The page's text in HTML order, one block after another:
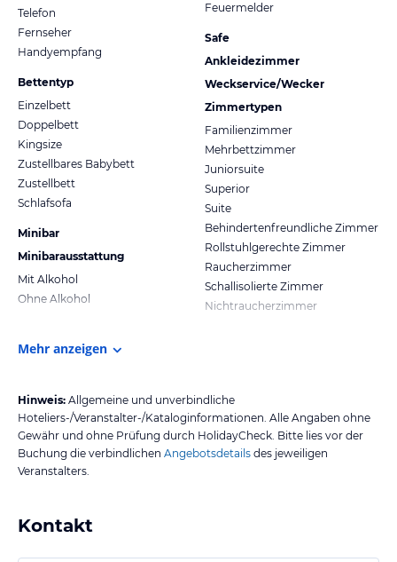
Telefon
Fernseher
Handyempfang
Bettentyp
Einzelbett
Doppelbett
Kingsize
Zustellbares Babybett
Zustellbett
Schlafsofa
Minibar
Minibarausstattung
Mit Alkohol
Ohne Alkohol
Feuermelder
Safe
Ankleidezimmer
Weckservice/Wecker
Zimmertypen
Familienzimmer
Mehrbettzimmer
Juniorsuite
Superior
Suite
Behindertenfreundliche Zimmer
Rollstuhlgerechte Zimmer
Raucherzimmer
Schallisolierte Zimmer
Nichtraucherzimmer
Mehr anzeigen
Hinweis: Allgemeine und unverbindliche
Hoteliers-/Veranstalter-/Kataloginformationen. Alle Angaben ohne
Gewähr und ohne Prüfung durch HolidayCheck. Bitte lies vor der
Buchung die verbindlichen Angebotsdetails des jeweiligen
Veranstalters.
Kontakt